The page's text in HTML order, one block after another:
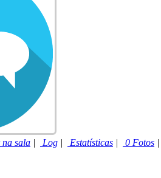
sala | Log | Estatísticas | 0 Fotos